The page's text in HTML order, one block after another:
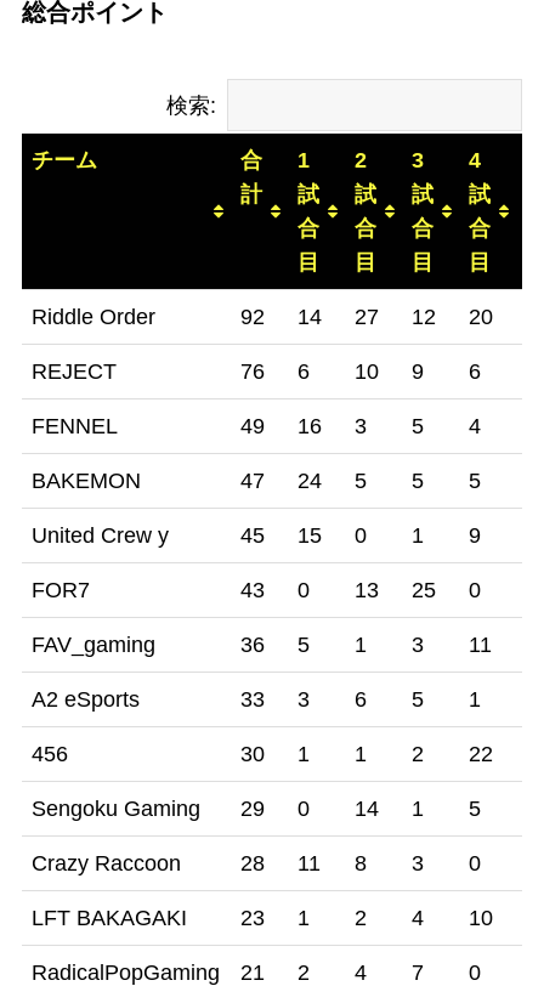
総合ポイント
検索:
チーム
合
計
1
試
合
目
2
試
合
目
3
試
合
目
4
試
合
目
チーム
合
計
1
試
合
2
試
合
3
試
合
4
試
合
Riddle Order 92 14 27 12 20
REJECT 76 6 10 9 6
FENNEL 49 16 3 5 4
BAKEMON 47 24 5 5 5
United Crew y 45 15 0 1 9
FOR7 43 0 13 25 0
FAV_gaming 36 5 1 3 11
A2 eSports 33 3 6 5 1
456 30 1 1 2 22
Sengoku Gaming 29 0 14 1 5
Crazy Raccoon 28 11 8 3 0
LFT BAKAGAKI 23 1 2 4 10
RadicalPopGaming 21 2 4 7 0